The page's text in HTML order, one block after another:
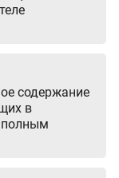
содержание
в
полным